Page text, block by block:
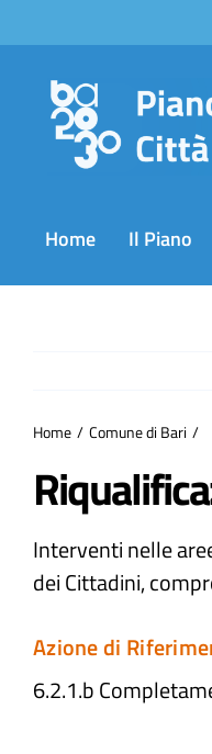
al
contenuto
Home Il Piano
Home Comune di Bari
Interventi nelle
dei Cittadini,
Azione di
6.2.1.b